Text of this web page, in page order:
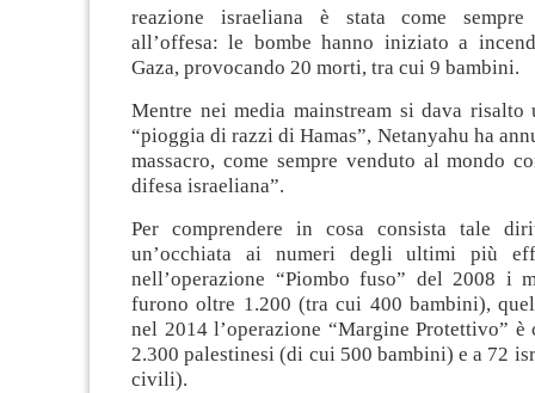
reazione israeliana è stata come sempre
all’offesa: le bombe hanno iniziato a
Gaza, provocando 20 morti, tra cui 9 bambini.
Mentre nei media mainstream si dava risalto
“pioggia di razzi di Hamas”, Netanyahu ha
massacro, come sempre venduto al mondo
difesa israeliana”.
Per comprendere in cosa consista tale
un’occhiata ai numeri degli ultimi più
nell’operazione “Piombo fuso” del 2008 i
furono oltre 1.200 (tra cui 400 bambini),
nel 2014 l’operazione “Margine Protettivo” è
2.300 palestinesi (di cui 500 bambini) e a 72
civili).